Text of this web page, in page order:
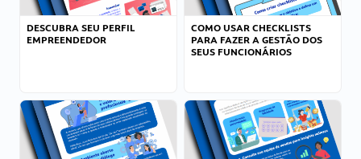
DESCUBRA SEU PERFIL
EMPREENDEDOR
COMO USAR CHECKLISTS
PARA FAZER A GESTÃO DOS
SEUS FUNCIONÁRIOS